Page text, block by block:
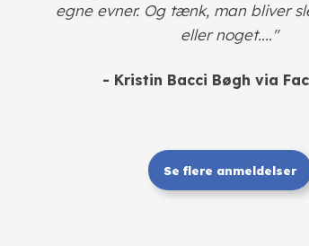
egne evner. Og tænk, man bliver
eller noget...."
- Kristin Bacci Bøgh via
Se flere anmeldelser​